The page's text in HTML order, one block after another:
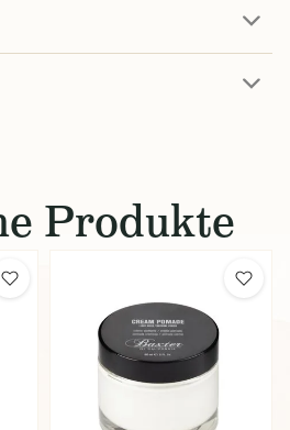
Produkte